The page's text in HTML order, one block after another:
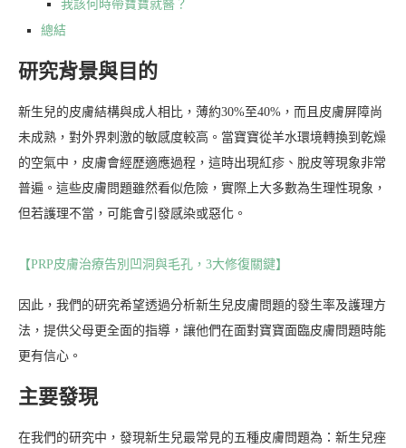
我該何時帶寶寶就醫？
總結
研究背景與目的
新生兒的皮膚結構與成人相比，薄約30%至40%，而且皮膚屏障尚
未成熟，對外界刺激的敏感度較高。當寶寶從羊水環境轉換到乾燥
的空氣中，皮膚會經歷適應過程，這時出現紅疹、脫皮等現象非常
普遍。這些皮膚問題雖然看似危險，實際上大多數為生理性現象，
但若護理不當，可能會引發感染或惡化。
【PRP皮膚治療告別凹洞與毛孔，3大修復關鍵】
因此，我們的研究希望透過分析新生兒皮膚問題的發生率及護理方
法，提供父母更全面的指導，讓他們在面對寶寶面臨皮膚問題時能
更有信心。
主要發現
在我們的研究中，發現新生兒最常見的五種皮膚問題為：新生兒痤